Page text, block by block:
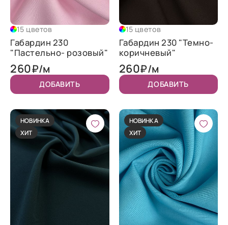
15 цветов
Габардин 230
"Пастельно- розовый"
260₽/м
ДОБАВИТЬ
15 цветов
Габардин 230 "Темно-
коричневый"
260₽/м
ДОБАВИТЬ
НОВИНКА
ХИТ
НОВИНКА
ХИТ